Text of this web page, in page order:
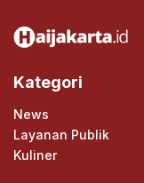
Kategori
News
Layanan Publik
Kuliner